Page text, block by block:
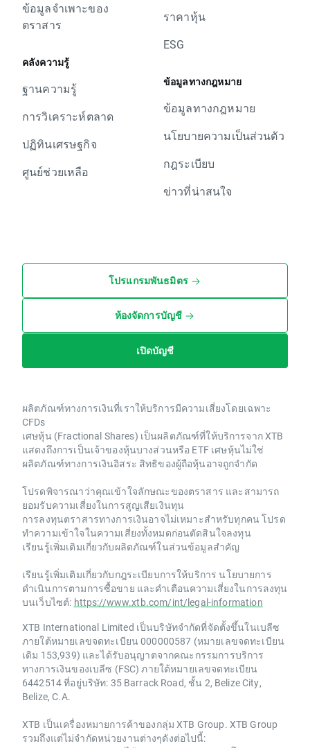
ข้อมูลจำเพาะของ
ตราสาร
คลังความรู้
ฐานความรู้
การวิเคราะห์ตลาด
ปฏิทินเศรษฐกิจ
ศูนย์ช่วยเหลือ
ราคาหุ้น
ESG
ข้อมูลทางกฎหมาย
ข้อมูลทางกฎหมาย
นโยบายความเป็นส่วนตัว
กฎระเบียบ
ข่าวที่น่าสนใจ
โปรแกรมพันธมิตร
ห้องจัดการบัญชี
เปิดบัญชี
ผลิตภัณฑ์ทางการเงินที่เราให้บริการมีความเสี่ยงโดยเฉพาะ
CFDs
เศษหุ้น (Fractional Shares) เป็นผลิตภัณฑ์ที่ให้บริการจาก XTB
แสดงถึงการเป็นเจ้าของหุ้นบางส่วนหรือ ETF เศษหุ้นไม่ใช่
ผลิตภัณฑ์ทางการเงินอิสระ สิทธิของผู้ถือหุ้นอาจถูกจำกัด
โปรดพิจารณาว่าคุณเข้าใจลักษณะของตราสาร และสามารถ
ยอมรับความเสี่ยงในการสูญเสียเงินทุน
การลงทุนตราสารทางการเงินอาจไม่เหมาะสำหรับทุกคน โปรด
ทำความเข้าใจในความเสี่ยงทั้งหมดก่อนตัดสินใจลงทุน
เรียนรู้เพิ่มเติมเกี่ยวกับผลิตภัณฑ์ในส่วนข้อมูลสำคัญ
เรียนรู้เพิ่มเติมเกี่ยวกับกฎระเบียบการให้บริการ นโยบายการ
ดำเนินการตามการซื้อขาย และคำเตือนความเสี่ยงในการลงทุน
บนเว็บไซต์: https://www.xtb.com/int/legal-information
XTB International Limited เป็นบริษัทจำกัดที่จัดตั้งขึ้นในเบลีซ
ภายใต้หมายเลขจดทะเบียน 000000587 (หมายเลขจดทะเบียน
เดิม 153,939) และได้รับอนุญาตจากคณะกรรมการบริการ
ทางการเงินของเบลีซ (FSC) ภายใต้หมายเลขจดทะเบียน
6442514 ที่อยู่บริษัท: 35 Barrack Road, ชั้น 2, Belize City,
Belize, C.A.
XTB เป็นเครื่องหมายการค้าของกลุ่ม XTB Group. XTB Group
รวมถึงแต่ไม่จำกัดหน่วยงานต่างๆดังต่อไปนี้: